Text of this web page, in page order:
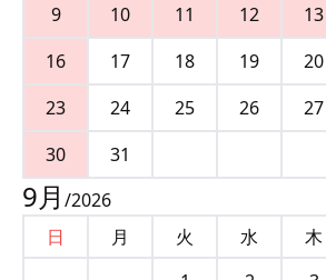
9
10 11 12 13
16
17 18 19 20
23
24 25 26 27
30
31
9月 /2026
日
月 火 水 木